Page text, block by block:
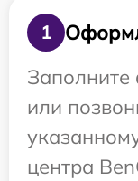
1
Заполните
или
центра